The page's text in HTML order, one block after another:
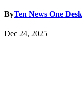
ByTen News One Desk
Dec 24, 2025